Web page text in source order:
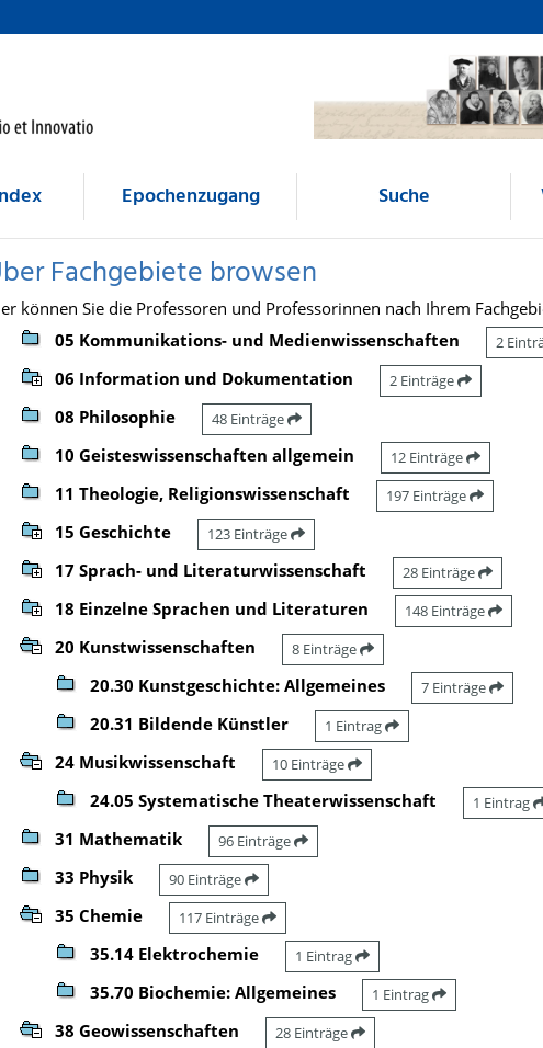
Epochenzugang Suche
Fachgebiete browsen
können Sie die Professoren und Professorinnen nach Ihrem
05 Kommunikations- und Medienwissenschaften
2
06 Information und Dokumentation 2 Einträge
08 Philosophie 48 Einträge
10 Geisteswissenschaften allgemein 12 Einträge
11 Theologie, Religionswissenschaft 197 Einträge
15 Geschichte 123 Einträge
17 Sprach- und Literaturwissenschaft 28 Einträge
18 Einzelne Sprachen und Literaturen 148 Einträge
20 Kunstwissenschaften 8 Einträge
20.30 Kunstgeschichte: Allgemeines 7 Einträge
20.31 Bildende Künstler 1 Eintrag
24 Musikwissenschaft 10 Einträge
24.05 Systematische Theaterwissenschaft 1 Eintrag
31 Mathematik 96 Einträge
33 Physik 90 Einträge
35 Chemie 117 Einträge
35.14 Elektrochemie 1 Eintrag
35.70 Biochemie: Allgemeines 1 Eintrag
38 Geowissenschaften 28 Einträge